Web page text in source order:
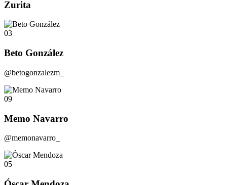
Zurita
03
Beto González
@betogonzalezm_
09
Memo Navarro
@memonavarro_
05